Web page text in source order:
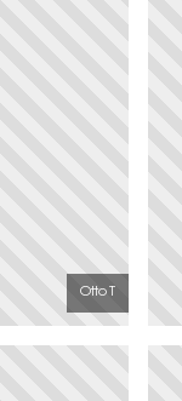
Otto T